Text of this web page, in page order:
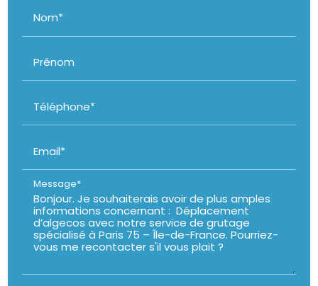
Nom*
Prénom
Téléphone*
Email*
Message*